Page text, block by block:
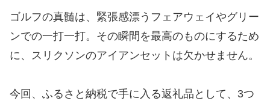
ゴルフの真髄は、緊張感漂うフェアウェイやグリー
ンでの一打一打。その瞬間を最高のものにするため
に、スリクソンのアイアンセットは欠かせません。
今回、ふるさと納税で手に入る返礼品として、3つ